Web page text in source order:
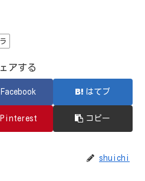
アする
Facebook はてブ
Pinterest コピー
shuichi